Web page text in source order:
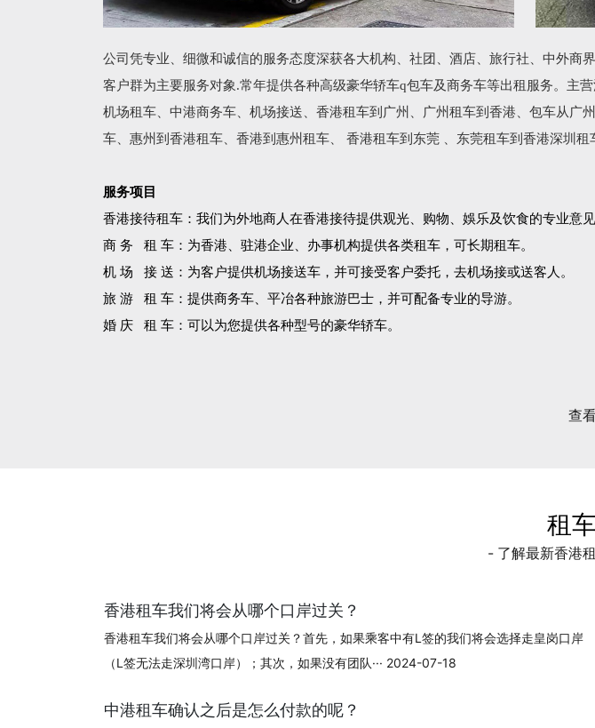
公司凭专业、细微和诚信的服务态度深获各大机构、社团、酒店、旅行社、中外
客户群为主要服务对象.常年提供各种高级豪华轿车q包车及商务车等出租服务。主
机场租车、中港商务车、机场接送、香港租车到广州、广州租车到香港、包车从
车、惠州到香港租车、香港到惠州租车、 香港租车到东莞 、东莞租车到香港深圳
服务项目
香港接待租车：我们为外地商人在香港接待提供观光、购物、娛乐及饮食的专业意见
商 务 租 车：为香港、驻港企业、办事机构提供各类租车，可长期租车。
机 场 接 送：为客户提供机场接送车，并可接受客户委托，去机场接或送客人。
旅 游 租 车：提供商务车、平冶各种旅游巴士，并可配备专业的导游。
婚 庆 租 车：可以为您提供各种型号的豪华轿车。
查
租
- 了解最新香港
香港租车我们将会从哪个口岸过关？
香港租车我们将会从哪个口岸过关？首先，如果乘客中有L签的我们将会选择走皇岗口岸
（L签无法走深圳湾口岸）；其次，如果没有团队··· 2024-07-18
中港租车确认之后是怎么付款的呢？